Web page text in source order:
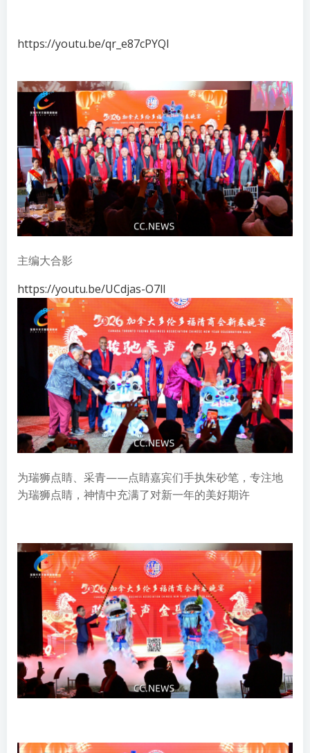
https://youtu.be/qr_e87cPYQI
主编大合影
https://youtu.be/UCdjas-O7lI
为瑞狮点睛、采青——点睛嘉宾们手执朱砂笔，专注地
为瑞狮点睛，神情中充满了对新一年的美好期许